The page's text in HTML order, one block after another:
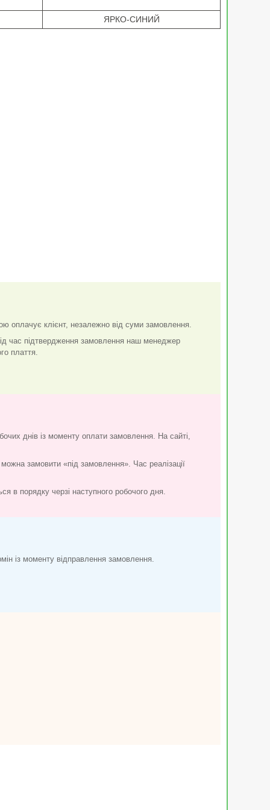
ЯРКО-СИНИЙ
оплачує клієнт, незалежно від суми замовлення.
час підтвердження замовлення наш менеджер
плаття.
днів із моменту оплати замовлення. На сайті,
замовити «під замовлення». Час реалізації
в порядку черзі наступного робочого дня.
із моменту відправлення замовлення.